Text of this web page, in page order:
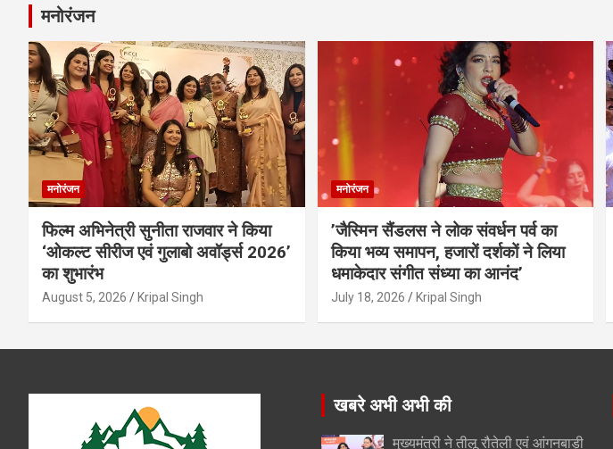
मनोरंजन
मनोरंजन
फिल्म अभिनेत्री सुनीता राजवार ने किया
‘ओकल्ट सीरीज एवं गुलाबो अवॉर्ड्स 2026’
का शुभारंभ
August 5, 2026 Kripal Singh
मनोरंजन
’जैस्मिन सैंडलस ने लोक संवर्धन पर्व का
किया भव्य समापन, हजारों दर्शकों ने लिया
धमाकेदार संगीत संध्या का आनंद’
July 18, 2026 Kripal Singh
खबरे अभी अभी की
मुख्यमंत्री ने तीलू रौतेली एवं आंगनबाड़ी